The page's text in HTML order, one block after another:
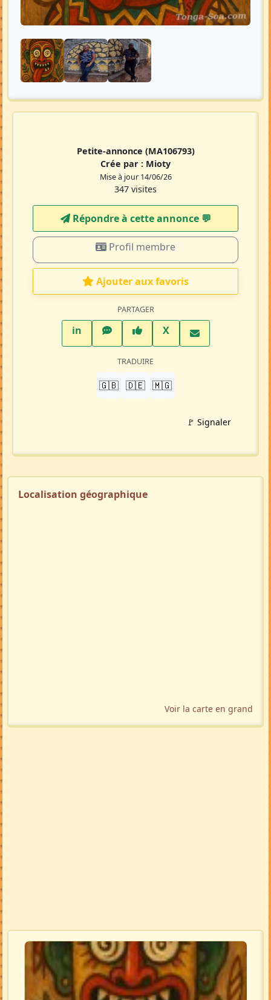
Petite-annonce (MA106793)
Crée par : Mioty
Mise à jour 14/06/26
347 visites
Répondre à cette annonce 💬​
Profil membre
Ajouter aux favoris
PARTAGER
inLinkedInWhatsAppFacebook
XTwitter X
TRADUIRE
🇬🇧 🇩🇪 🇲🇬
🚩 Signaler
Localisation géographique
Voir la carte en grand